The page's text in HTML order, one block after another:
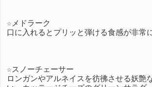
☆メドラーク
口に入れるとプリッと弾ける食感が非常
☆スノーチェーサー
ロンガンやアルネイスを彷彿させる妖